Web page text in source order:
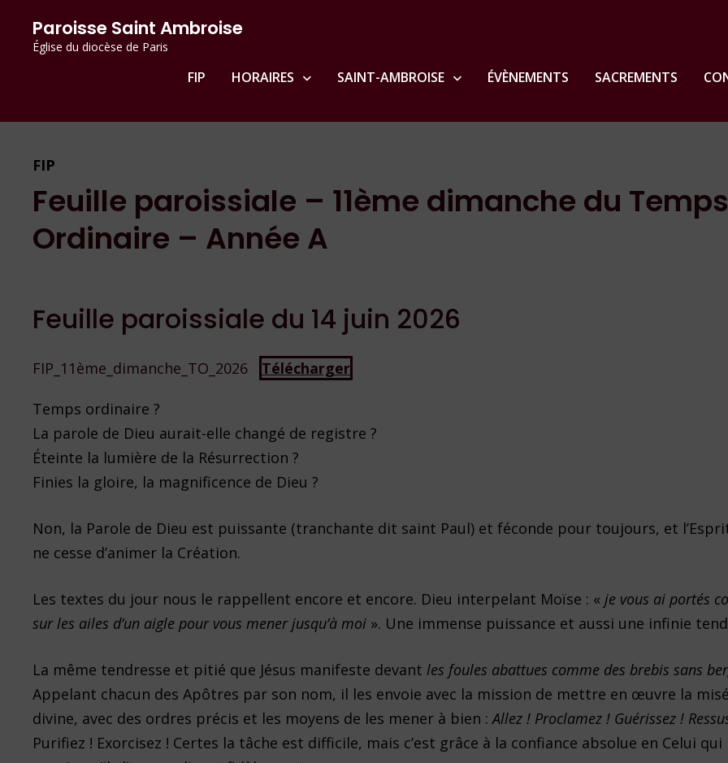
principal
contenu
Paroisse Saint Ambroise
Église du diocèse de Paris
FIP HORAIRES SAINT-AMBROISE ÉVÈNEMENTS SACREMENTS
FIP
Feuille paroissiale – 11ème dimanche du
Ordinaire – Année A
Feuille paroissiale du 14 juin 2026
FIP_11ème_dimanche_TO_2026 Télécharger
Temps ordinaire ?
La parole de Dieu aurait-elle changé de registre ?
Éteinte la lumière de la Résurrection ?
Finies la gloire, la magnificence de Dieu ?
Non, la Parole de Dieu est puissante (tranchante dit saint Paul) et féconde pour toujours, et
ne cesse d’animer la Création.
Les textes du jour nous le rappellent encore et encore. Dieu interpelant Moïse : «je vous ai portés
sur les ailes d’un aigle pour vous mener jusqu’à moi ». Une immense puissance et aussi une infinie
La même tendresse et pitié que Jésus manifeste devantles foules abattues comme des brebis sans
Appelant chacun des Apôtres par son nom, il les envoie avec la mission de mettre en œuvre la
divine, avec des ordres précis et les moyens de les mener à bien :Allez ! Proclamez ! Guérissez !
Purifiez ! Exorcisez ! Certes la tâche est difficile, mais c’est grâce à la confiance absolue en Celui qui